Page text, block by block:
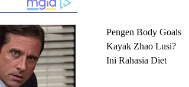
Pengen Body Goals
Kayak Zhao Lusi?
Ini Rahasia Diet